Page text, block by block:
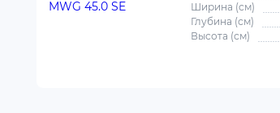
Ширина (см)
Глубина (см)
Высота (см)